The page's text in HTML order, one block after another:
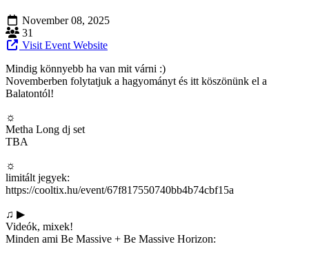
November 08, 2025
31
Visit Event Website
Mindig könnyebb ha van mit várni :)
Novemberben folytatjuk a hagyományt és itt köszönünk el a
Balatontól!
☼
Metha Long dj set
TBA
☼
limitált jegyek:
https://cooltix.hu/event/67f817550740bb4b74cbf15a
♫ ▶
Videók, mixek!
Minden ami Be Massive + Be Massive Horizon: